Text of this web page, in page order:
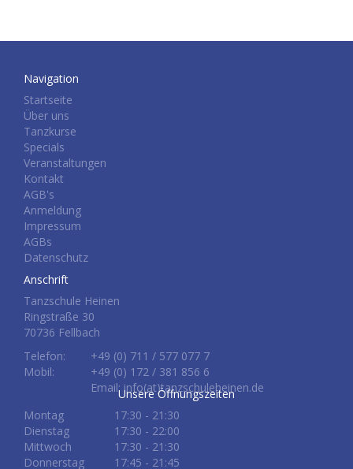
Navigation
Startseite
Über uns
Tanzkurse
Specials
Veranstaltungen
Kontakt
AGB's
Anmeldung
Impressum
AGBs
Datenschutz
Anschrift
Tanzschule Heinen
Ringstraße 30
70736 Fellbach
Telefon:
+49 (0) 711 / 577 077 7
Mobil:
+49 (0) 172 / 381 856 6
Email: info(at)tanzschuleheinen.de
Unsere Öffnungszeiten
Montag
17:30 - 21:30
Dienstag
17:30 - 22:00
Mittwoch
17:30 - 21:30
Donnerstag
17:45 - 21:45